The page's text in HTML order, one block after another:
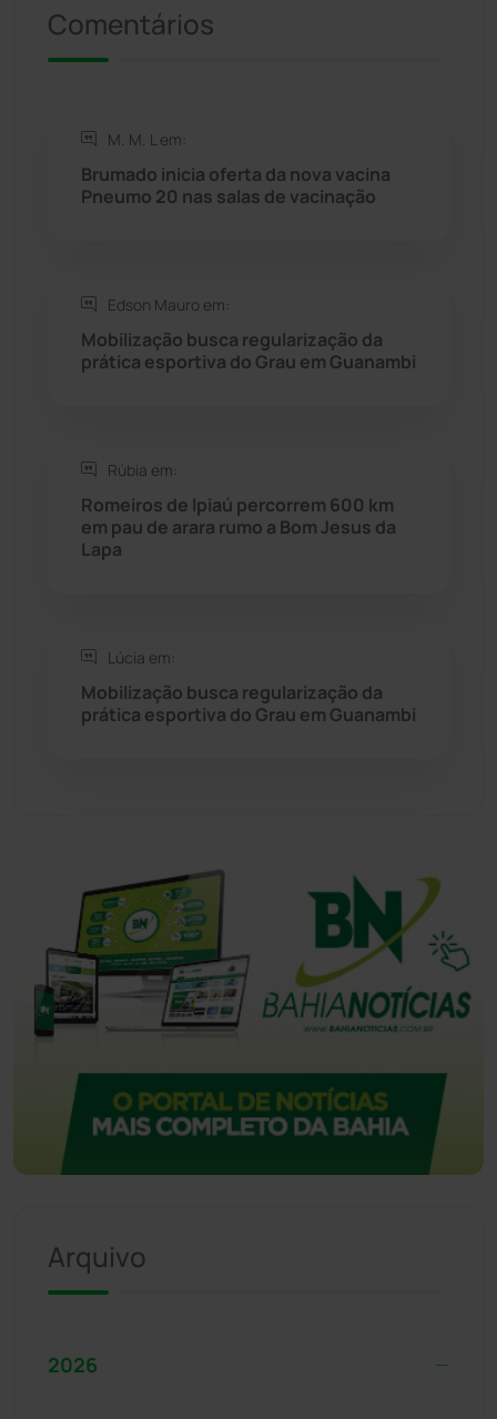
Rio de Contas
Rio do Pires
Seabra
Sebastião Laranjeiras (96)
Tanhaçu
Comentários
M. M. L em:
Brumado inicia oferta da nova vacina
Pneumo 20 nas salas de vacinação
Edson Mauro em:
Mobilização busca regularização da
prática esportiva do Grau em Guanambi
Rúbia em:
Romeiros de Ipiaú percorrem 600 km
em pau de arara rumo a Bom Jesus da
Lapa
Lúcia em:
Mobilização busca regularização da
prática esportiva do Grau em Guanambi
Arquivo
2026